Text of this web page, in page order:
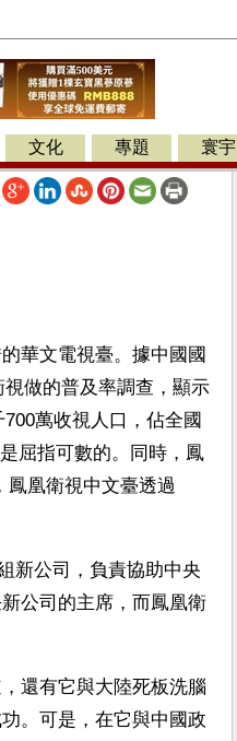
文化 專題 寰宇
華文電視臺。據中國國
做的普及率調查，顯示
萬收視人口，佔全國
屈指可數的。同時，鳳
鳳凰衛視中文臺透過
新公司，負責協助中央
公司的主席，而鳳凰衛
還有它與大陸死板洗腦
。可是，在它與中國政